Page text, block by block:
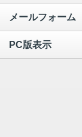
メールフォーム
PC版表示